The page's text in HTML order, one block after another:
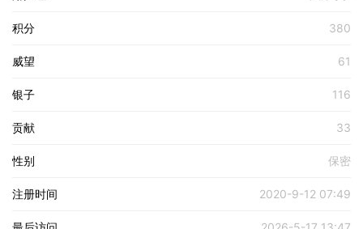
380
积分
61
威望
116
银子
33
贡献
性别 保密
注册时间 2020-9-12 07:49